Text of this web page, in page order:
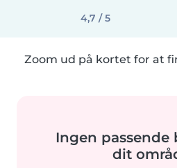
4,7 / 5
Zoom ud på kortet for at
Ingen passende
dit